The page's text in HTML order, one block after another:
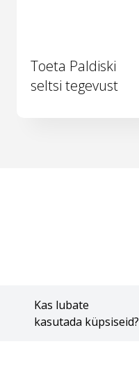
Kas lubate
kasutada küpsiseid?
Toeta Paldiski
seltsi tegevust